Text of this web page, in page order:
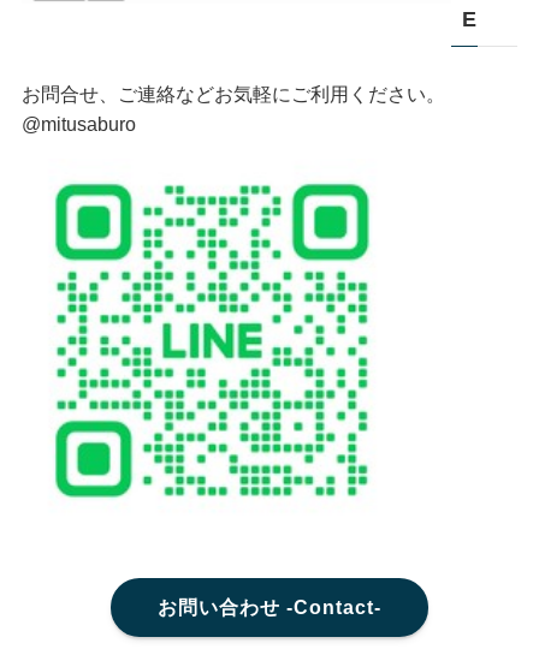
E
お問合せ、ご連絡などお気軽にご利用ください。
@mitusaburo
お問い合わせ -Contact-